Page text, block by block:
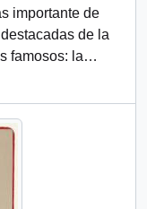
importante de
de la
famosos: la…